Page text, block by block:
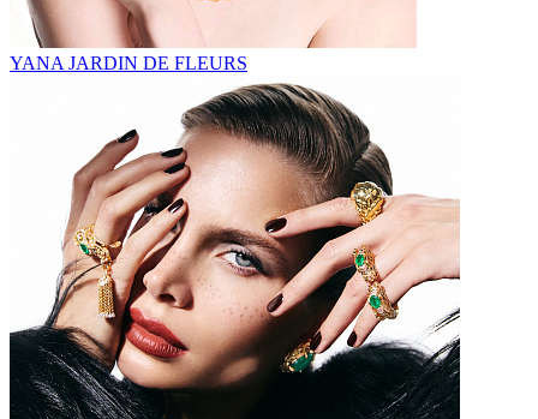
YANA JARDIN DE FLEURS